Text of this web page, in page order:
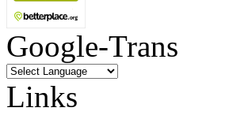
Google-Trans
Links